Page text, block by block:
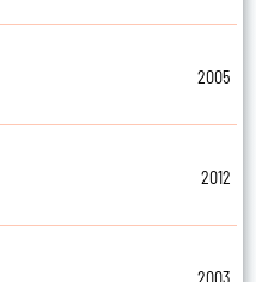
2005
2012
2003